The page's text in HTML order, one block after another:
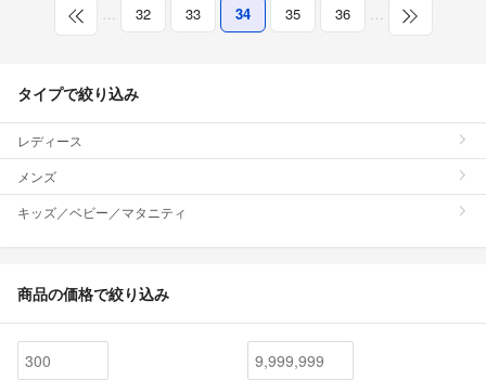
… 32 33 34 35 36 …
タイプで絞り込み
レディース
メンズ
キッズ／ベビー／マタニティ
商品の価格で絞り込み